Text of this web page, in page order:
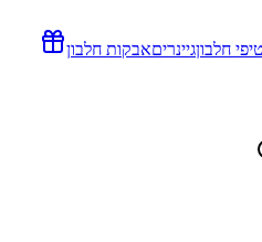
חלבוןגיינריםאבקות חלבון